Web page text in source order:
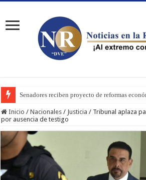
Senadores reciben proyecto de reformas
Inicio / Nacionales / Justicia / Tribunal aplaza
por ausencia de testigo